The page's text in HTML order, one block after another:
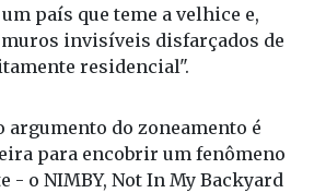
país que teme a velhice e,
invisíveis disfarçados de
residencial".
argumento do zoneamento é
para encobrir um fenômeno
- o NIMBY, Not In My Backyard